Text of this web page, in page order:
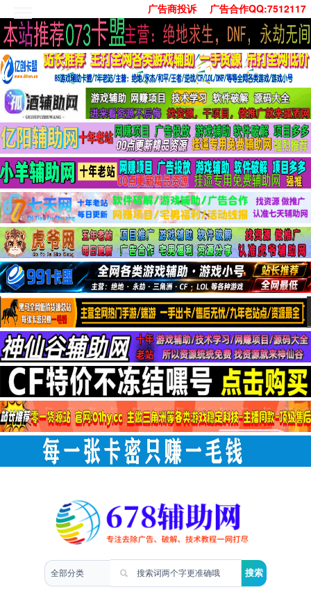
广告商投诉 广告合作QQ:7512117
首页
技术学习
安卓绿化
单机游戏
社交娱乐
系统工具
活动线报
常用办公
源码收集
值得一看
两性情感